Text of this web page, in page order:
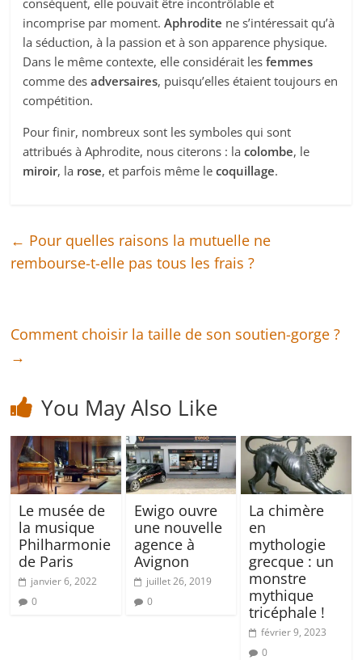
incomprise par moment.Aphrodite ne s’intéressait qu’à
la séduction, à la passion et à son apparence physique.
Dans le même contexte, elle considérait lesfemmes
comme desadversaires, puisqu’elles étaient toujours en
compétition.
Pour finir, nombreux sont les symboles qui sont
attribués à Aphrodite, nous citerons : lacolombe, le
miroir, la rose, et parfois même lecoquillage.
← Pour quelles raisons la mutuelle ne
rembourse-t-elle pas tous les frais ?
Comment choisir la taille de son soutien-gorge ?
→
You May Also Like
Le musée de
la musique
Philharmonie
de Paris
janvier 6, 2022
0
Ewigo ouvre
une nouvelle
agence à
Avignon
juillet 26, 2019
0
La chimère
en
mythologie
grecque : un
monstre
mythique
tricéphale !
février 9, 2023
0